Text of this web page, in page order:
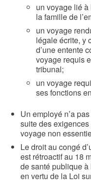
un voyage lié à
la famille de
un voyage
légale écrite, y
d’une entente
voyage requis
tribunal;
un voyage
ses fonctions
Un employé n’a
suite des exigences
voyage non
Le droit au congé
est rétroactif au 18
de santé publique à
en vertu de la Loi